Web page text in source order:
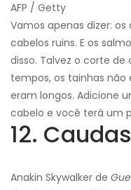
AFP / Getty
Vamos apenas dizer:
cabelos ruins. E os
disso. Talvez o corte
tempos, os tainhas
eram longos. Adicione
cabelo e você terá um
12.
Anakin Skywalker de